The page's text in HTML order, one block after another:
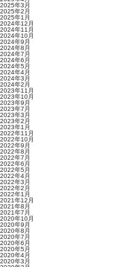
2025年3月
2025年2月
2025年1月
2024年12月
2024年11月
2024年10月
2024年9月
2024年8月
2024年7月
2024年6月
2024年5月
2024年4月
2024年3月
2024年2月
2023年11月
2023年10月
2023年9月
2023年7月
2023年3月
2023年2月
2023年1月
2022年11月
2022年10月
2022年9月
2022年8月
2022年7月
2022年6月
2022年5月
2022年4月
2022年3月
2022年2月
2022年1月
2021年12月
2021年8月
2021年7月
2020年10月
2020年9月
2020年8月
2020年7月
2020年6月
2020年5月
2020年4月
2020年3月